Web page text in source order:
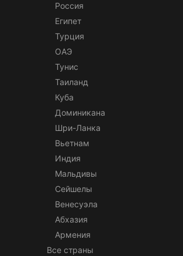
Россия
Египет
Турция
ОАЭ
Тунис
Таиланд
Куба
Доминикана
Шри-Ланка
Вьетнам
Индия
Мальдивы
Сейшелы
Венесуэла
Абхазия
Армения
Все страны